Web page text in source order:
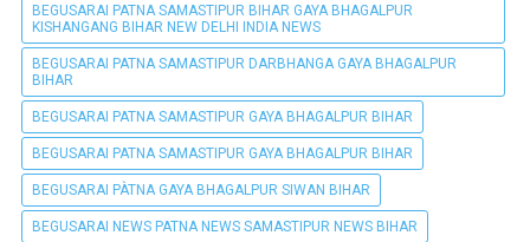
BEGUSARAI PATNA SAMASTIPUR BIHAR GAYA BHAGALPUR
KISHANGANG BIHAR NEW DELHI INDIA NEWS
BEGUSARAI PATNA SAMASTIPUR DARBHANGA GAYA BHAGALPUR
BIHAR
BEGUSARAI PATNA SAMASTIPUR GAYA BHAGALPUR BIHAR
BEGUSARAI PATNA SAMASTIPUR GAYA BHAGALPUR BIHAR
BEGUSARAI PÀTNA GAYA BHAGALPUR SIWAN BIHAR
BEGUSARAI NEWS PATNA NEWS SAMASTIPUR NEWS BIHAR